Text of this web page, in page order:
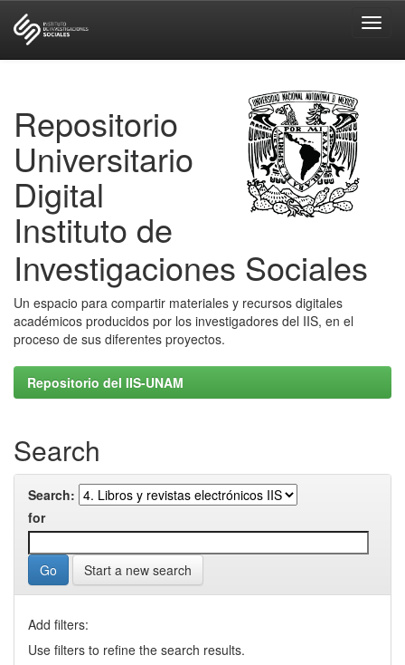
Repositorio
Universitario
Digital
Instituto de
Investigaciones Sociales
Un espacio para compartir materiales y recursos digitales
académicos producidos por los investigadores del IIS, en el
proceso de sus diferentes proyectos.
Repositorio del IIS-UNAM
Search
Search:
for
Start a new search
Add filters:
Use filters to refine the search results.